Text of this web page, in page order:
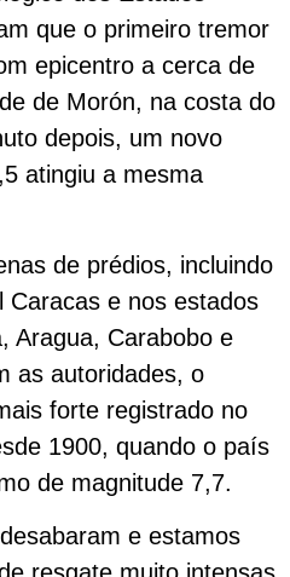
que o primeiro tremor
epicentro a cerca de
de Morón, na costa do
depois, um novo
atingiu a mesma
de prédios, incluindo
Caracas e nos estados
Aragua, Carabobo e
as autoridades, o
forte registrado no
1900, quando o país
de magnitude 7,7.
e estamos